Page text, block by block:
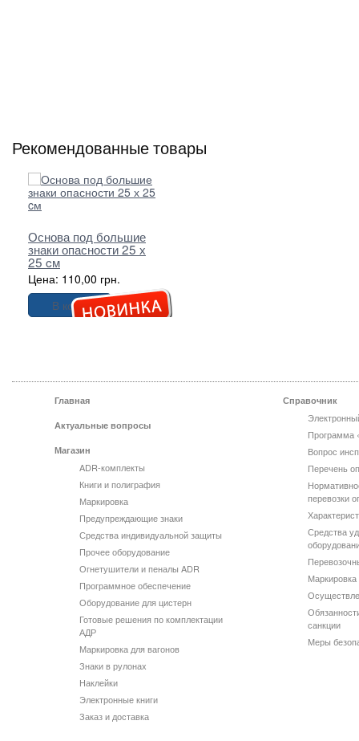
Рекомендованные товары
Основа под большие
знаки опасности 25 х
25 cм
Цена: 110,00 грн.
В корзину
Главная
Актуальные вопросы
Магазин
ADR-комплекты
Книги и полиграфия
Маркировка
Предупреждающие знаки
Средства индивидуальной защиты
Прочее оборудование
Огнетушители и пеналы ADR
Программное обеспечение
Оборудование для цистерн
Готовые решения по комплектации
АДР
Маркировка для вагонов
Знаки в рулонах
Наклейки
Электронные книги
Заказ и доставка
Справочник
Программа
Вопрос
Перечень
перевозки
Средства
санкции
Меры